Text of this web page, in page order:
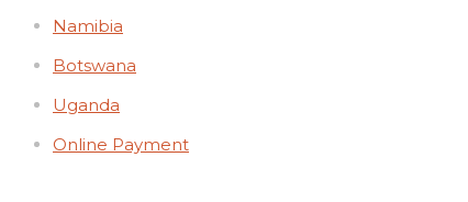
Namibia
Botswana
Uganda
Online Payment